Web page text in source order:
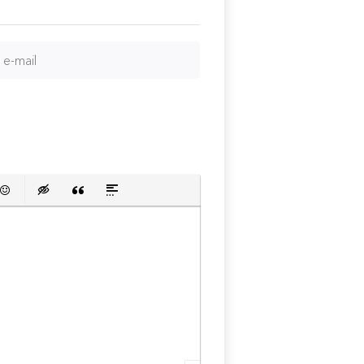
список
ссылкузащищенную ссылку
Вставить смайлик
Вставка скрытого текста
Вставка цитаты
Вставка спойлера